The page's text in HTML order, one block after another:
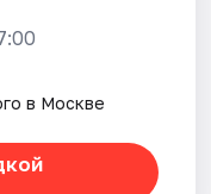
в Москве